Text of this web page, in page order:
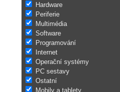
Hardware
Periferie
Multimédia
Software
Programování
Internet
Operační systémy
PC sestavy
Ostatní
Mobily a tablety